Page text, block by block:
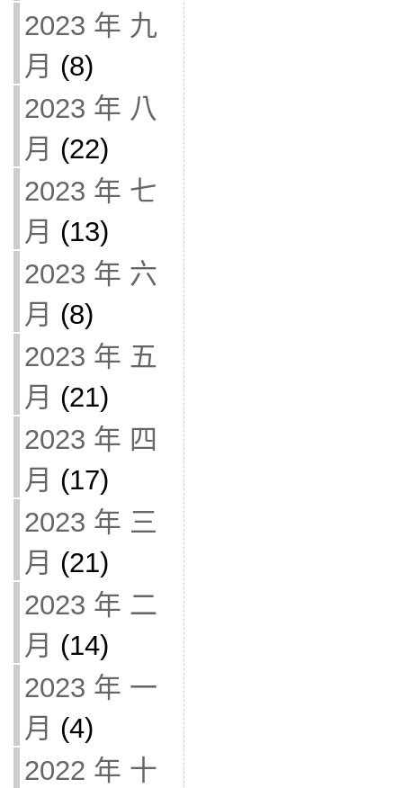
2023 年 九
月 (8)
2023 年 八
月 (22)
2023 年 七
月 (13)
2023 年 六
月 (8)
2023 年 五
月 (21)
2023 年 四
月 (17)
2023 年 三
月 (21)
2023 年 二
月 (14)
2023 年 一
月 (4)
2022 年 十